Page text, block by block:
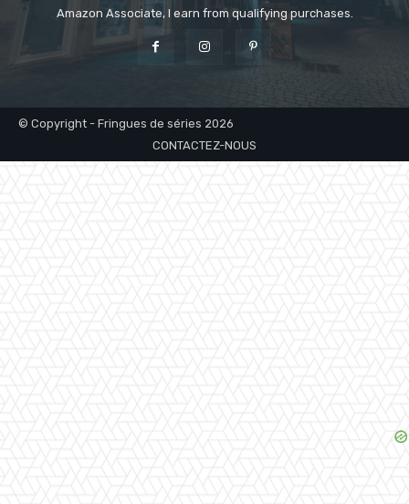
Amazon Associate, I earn from qualifying purchases.
© Copyright - Fringues de séries 2026
CONTACTEZ-NOUS